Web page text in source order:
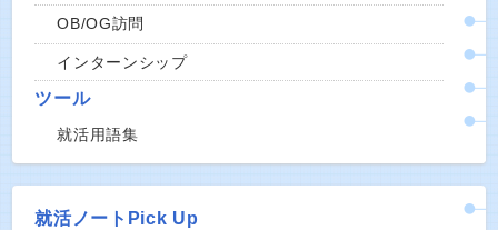
OB/OG訪問
インターンシップ
ツール
就活用語集
就活ノートPick Up